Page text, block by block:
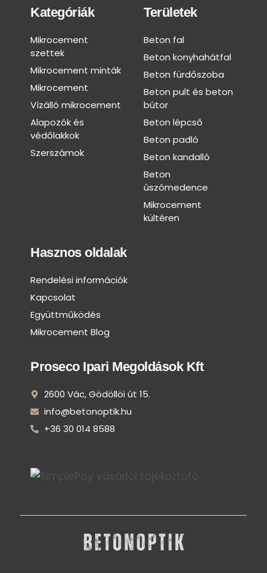
Kategóriák
Mikrocement
szettek
Mikrocement minták
Mikrocement
Vízálló mikrocement
Alapozók és
védőlakkok
Szerszámok
Területek
Beton fal
Beton konyhahátfal
Beton fürdőszoba
Beton pult és beton
bútor
Beton lépcső
Beton padló
Beton kandalló
Beton
úszómedence
Mikrocement
kültéren
Hasznos oldalak
Rendelési információk
Kapcsolat
Együttműködés
Mikrocement Blog
Proseco Ipari Megoldások Kft
2600 Vác, Gödöllöi út 15.
info@betonoptik.hu
+36 30 014 8588